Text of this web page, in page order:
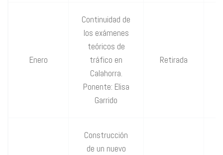
Enero
Continuidad de
los exámenes
teóricos de
tráfico en
Calahorra.
Ponente: Elisa
Garrido
Retirada
Construcción
de un nuevo